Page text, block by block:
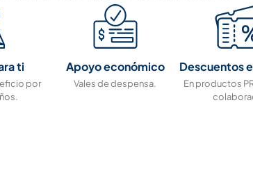
ti
por
Apoyo económico
Vales de despensa.
Descuentos
En productos